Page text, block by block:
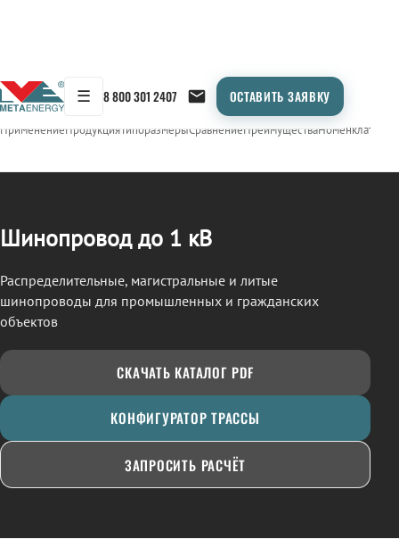
☰ 8 800 301 2407 ОСТАВИТЬ ЗАЯВКУ
← Продукция/ШИНОПРОВОД
ПрименениеПродукцияТипоразмерыСравнениеПреимуществаНоменклатура
Шинопровод до 1 кВ
Распределительные, магистральные и литые
шинопроводы для промышленных и гражданских
объектов
СКАЧАТЬ КАТАЛОГ PDF
КОНФИГУРАТОР ТРАССЫ
ЗАПРОСИТЬ РАСЧЁТ